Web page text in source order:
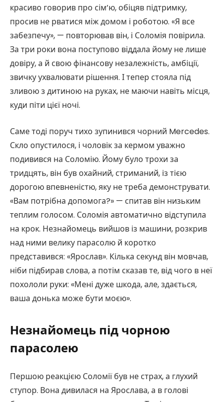
красиво говорив про сім’ю, обіцяв підтримку,
просив не рватися між домом і роботою. «Я все
забезпечу», — повторював він, і Соломія повірила.
За три роки вона поступово віддала йому не лише
довіру, а й свою фінансову незалежність, амбіції,
звичку ухвалювати рішення. І тепер стояла під
зливою з дитиною на руках, не маючи навіть місця,
куди піти цієї ночі.
Саме тоді поруч тихо зупинився чорний Mercedes.
Скло опустилося, і чоловік за кермом уважно
подивився на Соломію. Йому було трохи за
тридцять, він був охайний, стриманий, із тією
дорогою впевненістю, яку не треба демонструвати.
«Вам потрібна допомога?» — спитав він низьким
теплим голосом. Соломія автоматично відступила
на крок. Незнайомець вийшов із машини, розкрив
над ними велику парасолю й коротко
представився: «Ярослав». Кілька секунд він мовчав,
ніби підбирав слова, а потім сказав те, від чого в неї
похололи руки: «Мені дуже шкода, але, здається,
ваша донька може бути моєю».
Незнайомець під чорною
парасолею
Першою реакцією Соломії був не страх, а глухий
ступор. Вона дивилася на Ярослава, а в голові